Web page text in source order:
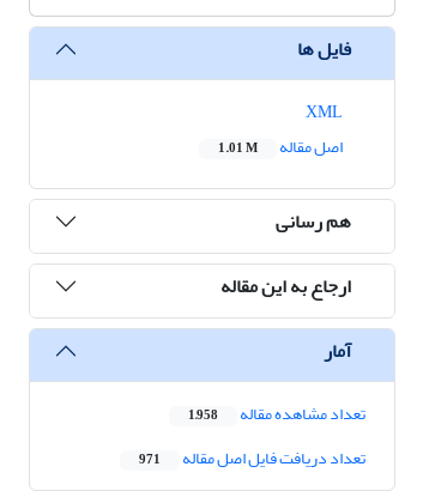
فایل ها
اصل مقاله
1.01 M
هم رسانی
ارجاع به این مقاله
آمار
تعداد مشاهده مقاله 1,958
تعداد دریافت فایل اصل مقاله 971